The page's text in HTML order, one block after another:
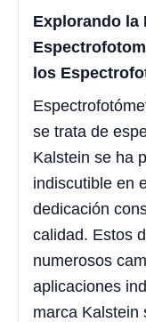
Explorando la
los
se trata de
Kalstein se ha
indiscutible en
dedicación
calidad. Estos
numerosos
aplicaciones
marca Kalstein